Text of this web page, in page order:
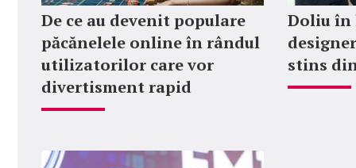
De ce au devenit populare
păcănelele online în rândul
utilizatorilor care vor
divertisment rapid
Doliu în
stins